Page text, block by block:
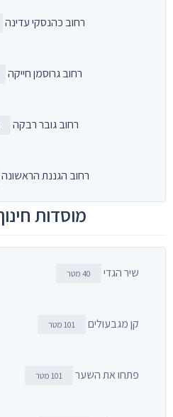
רחוב כהנסקי עדינה
רחוב גרוסמן חייקה
רחוב גובר רבקה
רחוב הגננת הראשונה
מוסדות
שיר הגדי 40 מטר
קן מגבעולים 101 מטר
פתחו את השער 101 מטר